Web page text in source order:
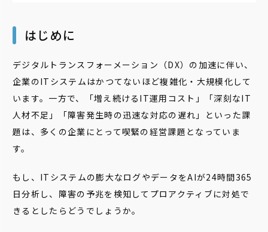
はじめに
デジタルトランスフォーメーション（DX）の加速に伴い、
企業のITシステムはかつてないほど複雑化・大規模化して
います。一方で、「増え続けるIT運用コスト」「深刻なIT
人材不足」「障害発生時の迅速な対応の遅れ」といった課
題は、多くの企業にとって喫緊の経営課題となっていま
す。
もし、ITシステムの膨大なログやデータをAIが24時間365
日分析し、障害の予兆を検知してプロアクティブに対処で
きるとしたらどうでしょうか。